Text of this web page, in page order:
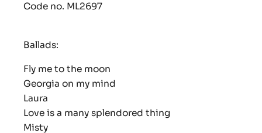
Code no. ML2697
Ballads:
Fly me to the moon
Georgia on my mind
Laura
Love is a many splendored thing
Misty